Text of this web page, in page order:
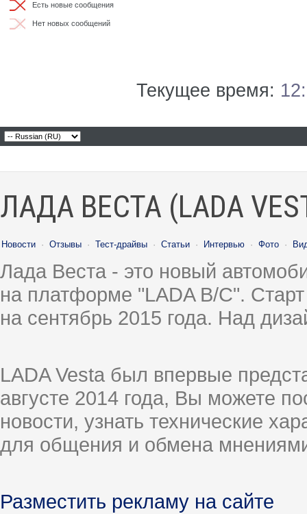
Есть новые сообщения
Нет новых сообщений
Текущее время:
ЛАДА ВЕСТА (LADA
Новости · Отзывы · Тест-драйвы · Статьи · Интервью · Фото ·
Лада Веста - это новый
на платформе "LADA B/C".
на сентябрь 2015 года. Над
LADA Vesta был впервые
августе 2014 года, Вы можете
новости, узнать технические
для общения и обмена
Разместить рекламу на сайте